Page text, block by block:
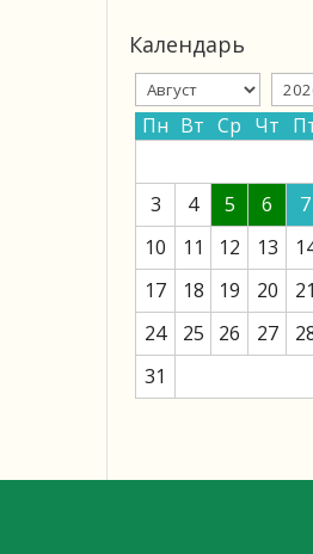
Календарь
Пн Вт Ср Чт
3
4 5 6 7
10
11 12 13
17
18 19 20 21
24
25 26 27
31